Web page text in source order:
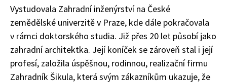
Vystudovala Zahradní inženýrství na České
zemědělské univerzitě v Praze, kde dále pokračovala
v rámci doktorského studia. Již přes 20 let působí jako
zahradní architektka. Její koníček se zároveň stal i její
profesí, založila úspěšnou, rodinnou, realizační firmu
Zahradník Šikula, která svým zákazníkům ukazuje, že